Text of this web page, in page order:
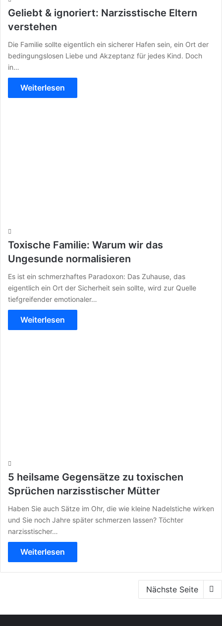
Geliebt & ignoriert: Narzisstische Eltern
verstehen
Die Familie sollte eigentlich ein sicherer Hafen sein, ein Ort der
bedingungslosen Liebe und Akzeptanz für jedes Kind. Doch
in…
Weiterlesen
Toxische Familie: Warum wir das
Ungesunde normalisieren
Es ist ein schmerzhaftes Paradoxon: Das Zuhause, das
eigentlich ein Ort der Sicherheit sein sollte, wird zur Quelle
tiefgreifender emotionaler…
Weiterlesen
5 heilsame Gegensätze zu toxischen
Sprüchen narzisstischer Mütter
Haben Sie auch Sätze im Ohr, die wie kleine Nadelstiche wirken
und Sie noch Jahre später schmerzen lassen? Töchter
narzisstischer…
Weiterlesen
Nächste Seite